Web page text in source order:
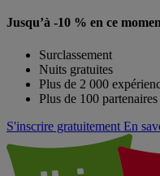
Jusqu’à -10 % en ce
Surclassement
Nuits gratuites
Plus de 2 000
Plus de 100 partenaires
S'inscrire gratuitement En